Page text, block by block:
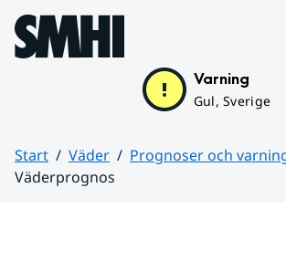
Hoppa till sidans innehåll
Varning
Gul, Sverige
Start Väder
Prognoser och
Väderprognos